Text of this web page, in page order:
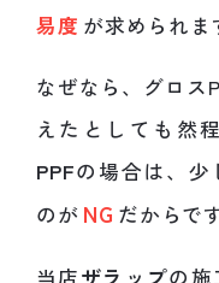
易度 が求められま
なぜなら、グロス
えたとしても然
PPFの場合は、少
のが NG だからです
当店ザラップの施